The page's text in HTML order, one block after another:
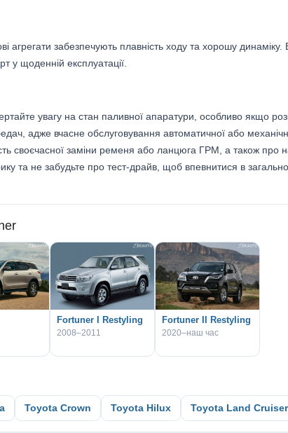
агрегати забезпечують плавність ходу та хорошу
у щоденній експлуатації.
увагу на стан паливної апаратури, особливо якщо
адже вчасне обслуговування автоматичної або
своєчасної заміни ременя або ланцюга ГРМ, а також про
та не забудьте про тест-драйв, щоб впевнитися в
Fortuner I Restyling
2008–2011
Fortuner II Restyling
2020–наш час
Toyota Crown Toyota Hilux Toyota Land Cruiser